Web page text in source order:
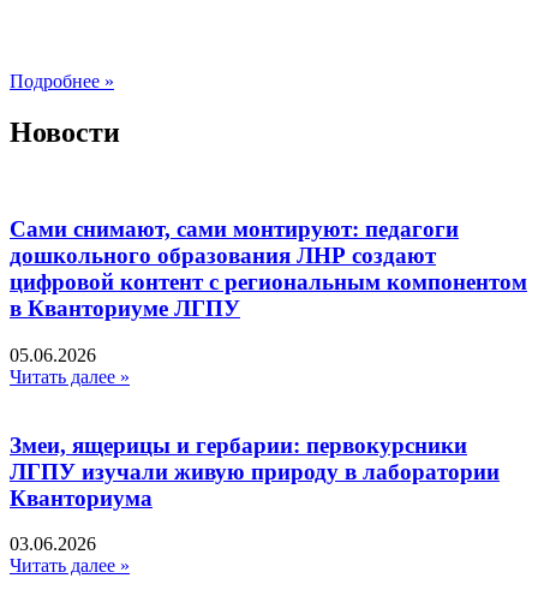
Подробнее »
Новости
Сами снимают, сами монтируют: педагоги
дошкольного образования ЛНР создают
цифровой контент с региональным компонентом
в Кванториуме ЛГПУ​
05.06.2026
Читать далее »
Змеи, ящерицы и гербарии: первокурсники
ЛГПУ изучали живую природу в лаборатории
Кванториума
03.06.2026
Читать далее »